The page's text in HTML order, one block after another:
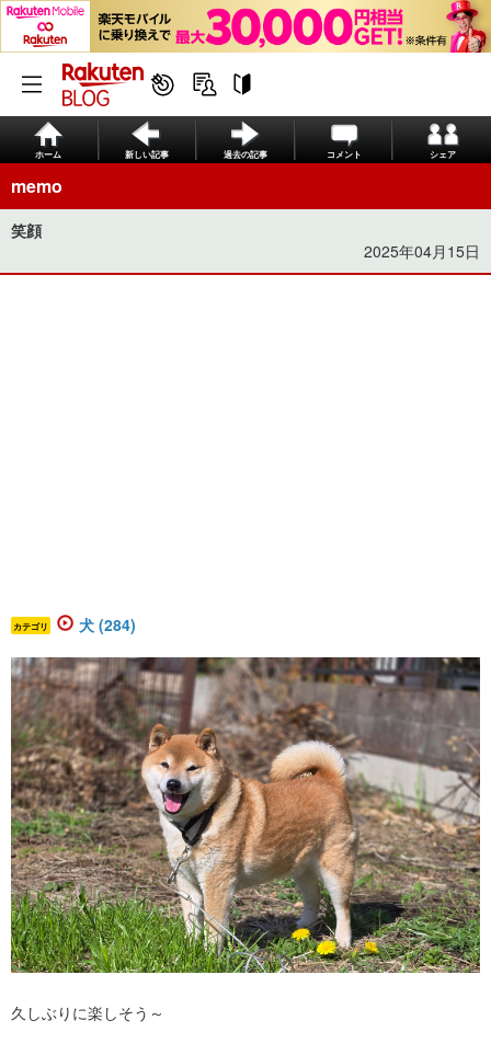
ホーム 新しい記事 過去の記事 コメント シェア
memo
笑顔
2025年04月15日
カテゴリ 犬 (284)
久しぶりに楽しそう～